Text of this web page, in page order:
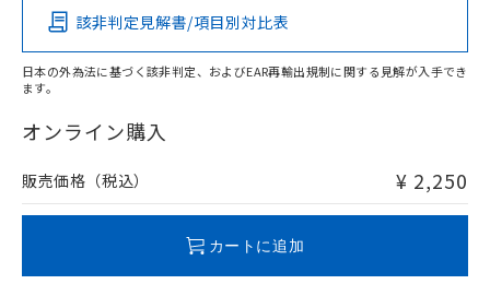
O
在庫等で未対応品が混在する可能性があります。
問い合わせください。
該非判定見解書/項目別対比表
日本の外為法に基づく該非判定、およびEAR再輸出規制に関する見解が入手でき
ます。
オンライン購入
販売価格（税込） ¥ 2,250
カートに追加